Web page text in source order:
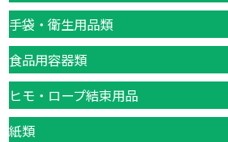
手袋・衛生用品類
食品用容器類
ヒモ・ロープ結束用品
紙類